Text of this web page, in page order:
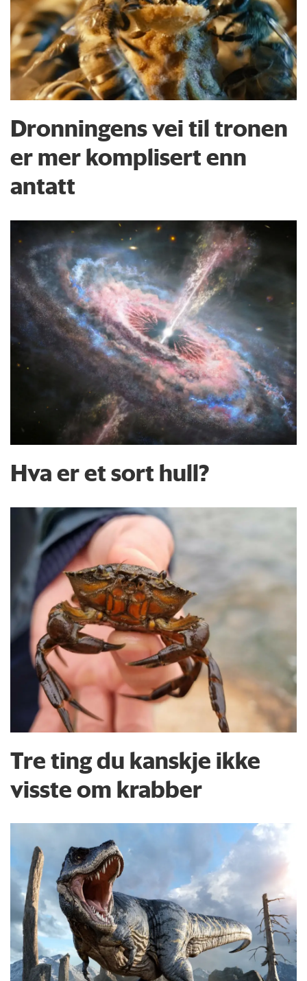
Dronningens vei til tronen
er mer komplisert enn
antatt
Hva er et sort hull?
Tre ting du kanskje ikke
visste om krabber